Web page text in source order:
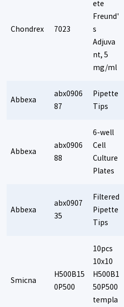
Chondrex 7023
ete
Freund'
s
Adjuva
nt, 5
mg/ml
Abbexa
abx0906
87
Pipette
Tips
Abbexa
abx0906
88
6-well
Cell
Culture
Plates
Abbexa
abx0907
35
Filtered
Pipette
Tips
Smicna
H500B15
0P500
10pcs
10x10
H500B1
50P500
templa